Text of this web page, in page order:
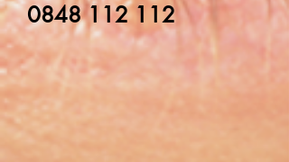
0848 112 112